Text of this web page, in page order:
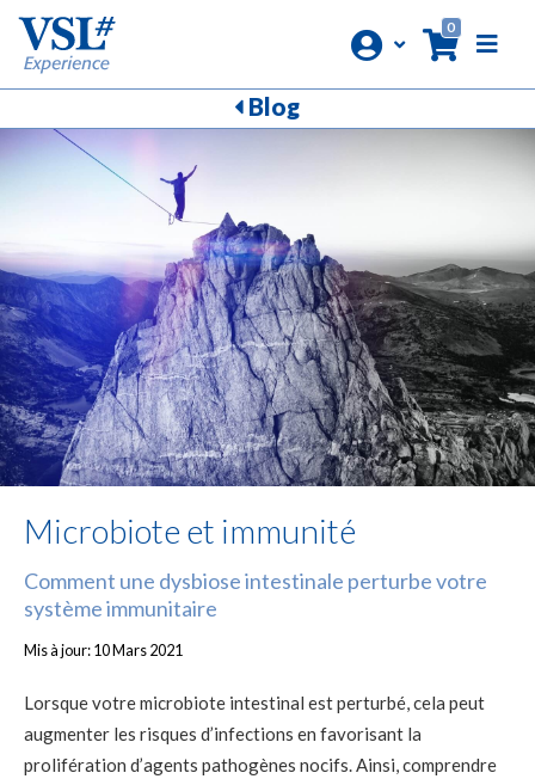
0
Blog
Microbiote et immunité
Comment une dysbiose intestinale perturbe votre
système immunitaire
Mis à jour: 10 Mars 2021
Lorsque votre microbiote intestinal est perturbé, cela peut
augmenter les risques d’infections en favorisant la
prolifération d’agents pathogènes nocifs. Ainsi, comprendre